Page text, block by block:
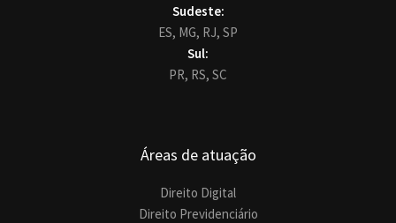
Sudeste:
ES, MG, RJ, SP
Sul:
PR, RS, SC
Áreas de atuação
Direito Digital
Direito Previdenciário